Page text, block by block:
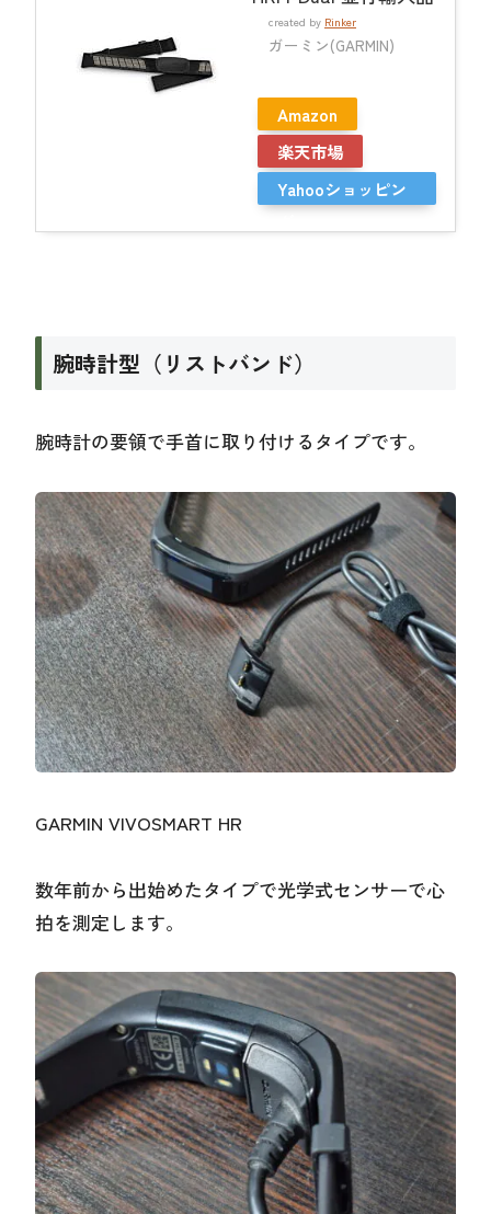
created by Rinker
ガーミン(GARMIN)
Amazon
楽天市場
Yahooショッピン
腕時計型（リストバンド）
腕時計の要領で手首に取り付けるタイプです。
GARMIN VIVOSMART HR
数年前から出始めたタイプで光学式センサーで心
拍を測定します。